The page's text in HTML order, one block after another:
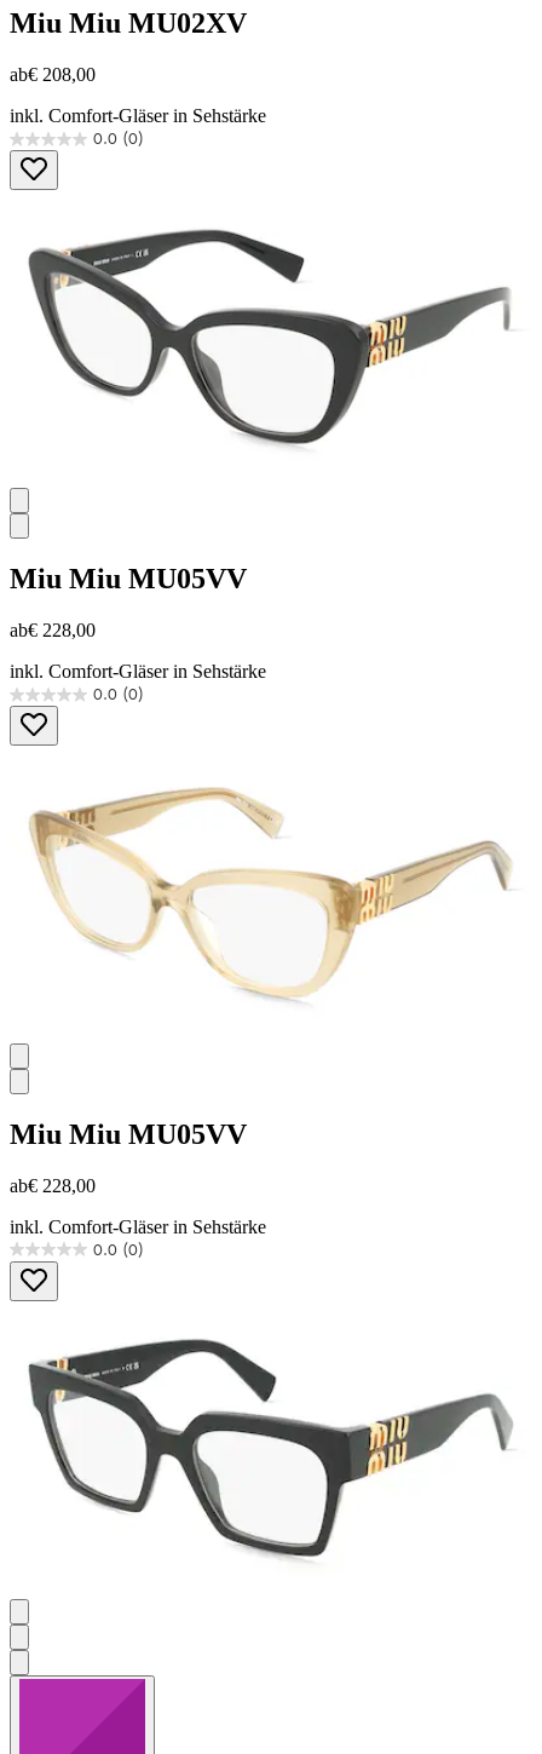
Miu Miu MU02XV
ab€ 208,00
inkl. Comfort-Gläser in Sehstärke
0.0 (0)
0.0
von
5
Miu Miu MU05VV
ab€ 228,00
inkl. Comfort-Gläser in Sehstärke
0.0 (0)
0.0
von
5
Miu Miu MU05VV
ab€ 228,00
inkl. Comfort-Gläser in Sehstärke
0.0 (0)
0.0
von
5